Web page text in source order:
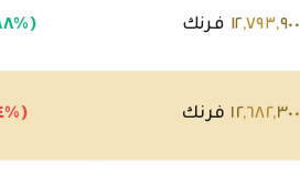
١٢,٧٩٣,٩٠٠ فرنك (+٠.٨٨%)
١٢,٦٨٢,٣٠٠ فرنك (-٠.١٤%)